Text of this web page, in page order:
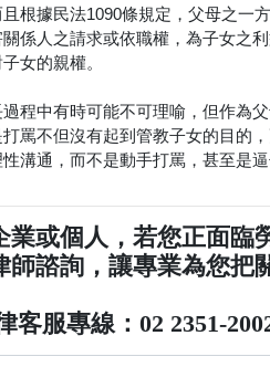
根據民法1090條規定，父母之一
係人之請求或依職權，為子女之
女的親權。
程中有時可能不可理喻，但作為
罵不但沒有起到管教子女的目的
溝通，而不是動手打罵，甚至是
業或個人，若您正面
師諮詢，讓專業為您把
客服專線：02 2351-